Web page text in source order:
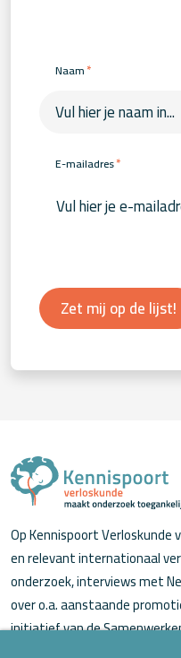
Naam*
E-mailadres*
Zet mij op de lijst!
Op Kennispoort
en relevant internationaal
onderzoek, interviews met
over o.a. aanstaande
initiatief van de